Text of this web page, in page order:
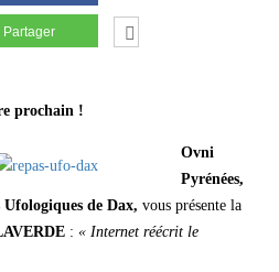
Partager
prochain !
Ovni
Pyrénées,
Ufologiques de Dax, vous présente la
: « Internet réécrit le